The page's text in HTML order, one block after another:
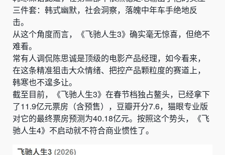
三件套：韩式幽默，社会洞察，落魄中年车手绝地反
击。
从这个角度而言，《飞驰人生3》确实毫无惊喜，但绝不
难看。
常有人调侃陈思诚是顶级的电影产品经理，如今看来，
在这条精准狙击大众情绪、把控产品颗粒度的赛道上，
韩寒也不遑多让。
截至目前，《飞驰人生3》在春节档独占鳌头，已经拿下
了11.9亿元票房（含预售），豆瓣开分7.6，猫眼专业版
对它的最终票房预测为40.18亿元。按照这个势头，《飞
驰人生4》 不启动就不符合商业惯性了。